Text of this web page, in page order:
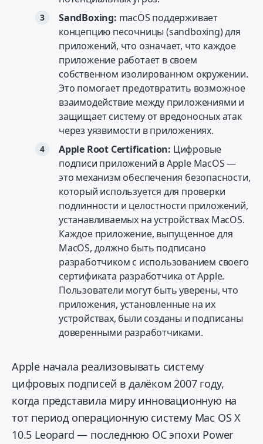
SandBoxing: macOS поддерживает
концепцию песочницы (sandboxing) для
приложений, что означает, что каждое
приложение работает в своем
собственном изолированном окружении.
Это помогает предотвратить возможное
взаимодействие между приложениями и
защищает систему от вредоносных атак
через уязвимости в приложениях.
Apple Root Certification: Цифровые
подписи приложений в Apple MacOS —
это механизм обеспечения безопасности,
который используется для проверки
подлинности и целостности приложений,
устанавливаемых на устройствах MacOS.
Каждое приложение, выпущенное для
MacOS, должно быть подписано
разработчиком с использованием своего
сертификата разработчика от Apple.
Пользователи могут быть уверены, что
приложения, установленные на их
устройствах, были созданы и подписаны
доверенными разработчиками.
Apple начала реализовывать систему
цифровых подписей в далёком 2007 году,
когда представила миру инновационную на
тот период операционную систему Mac OS X
10.5 Leopard — последнюю ОС эпохи Power